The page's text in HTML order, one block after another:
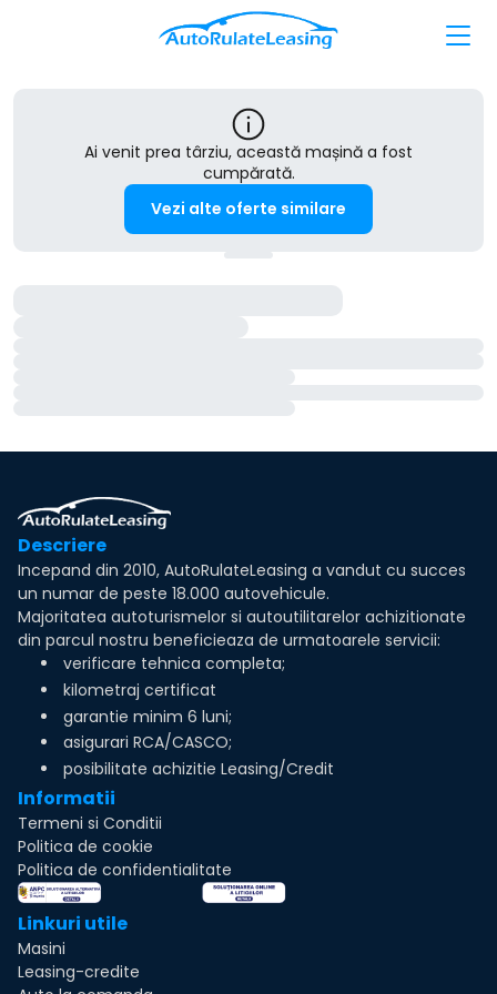
Ai venit prea târziu, această mașină a fost
cumpărată.
Vezi alte oferte similare
Descriere
Incepand din 2010, AutoRulateLeasing a vandut cu succes
un numar de peste 18.000 autovehicule.
Majoritatea autoturismelor si autoutilitarelor achizitionate
din parcul nostru beneficieaza de urmatoarele servicii:
verificare tehnica completa;
kilometraj certificat
garantie minim 6 luni;
asigurari RCA/CASCO;
posibilitate achizitie Leasing/Credit
Informatii
Termeni si Conditii
Politica de cookie
Politica de confidentialitate
Linkuri utile
Masini
Leasing-credite